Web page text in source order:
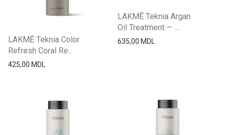
LAKMĒ Teknia Color
Refresh Coral Re...
425,00 MDL
LAKMĒ Teknia Argan
Oil Treatment — ...
635,00 MDL